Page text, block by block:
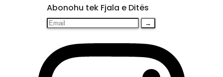
Abonohu tek Fjala e Ditës